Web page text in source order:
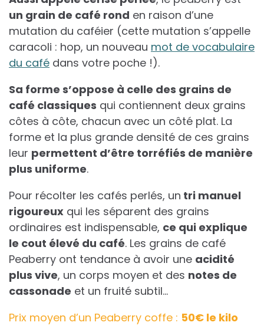
un grain de café rond en raison d’une
mutation du caféier (cette mutation s’appelle
caracoli : hop, un nouveau mot de vocabulaire
du café dans votre poche !).
Sa forme s’oppose à celle des grains de
café classiques qui contiennent deux grains
côtes à côte, chacun avec un côté plat. La
forme et la plus grande densité de ces grains
leur permettent d’être torréfiés de manière
plus uniforme.
Pour récolter les cafés perlés, un tri manuel
rigoureux qui les séparent des grains
ordinaires est indispensable, ce qui explique
le cout élevé du café. Les grains de café
Peaberry ont tendance à avoir une acidité
plus vive, un corps moyen et des notes de
cassonade et un fruité subtil…
Prix moyen d’un Peaberry coffe : 50€ le kilo